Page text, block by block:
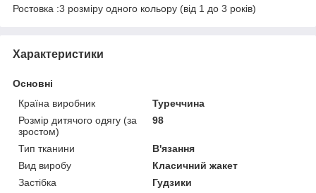
Ростовка :3 розміру одного кольору (від 1 до 3 років)
Характеристики
Основні
Країна виробник
Туреччина
Розмір дитячого одягу (за
зростом)
98
Тип тканини
В'язання
Вид виробу
Класичний жакет
Застібка
Гудзики